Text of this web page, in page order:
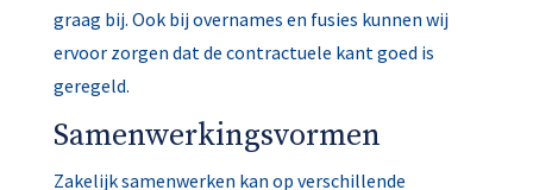
graag bij. Ook bij overnames en fusies kunnen wij
ervoor zorgen dat de contractuele kant goed is
geregeld.
Samenwerkingsvormen
Zakelijk samenwerken kan op verschillende